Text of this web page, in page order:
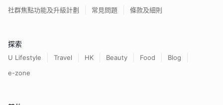
社群焦點功能及升級計劃
常見問題 條款及細則
探索
U Lifestyle Travel HK Beauty Food
Blog
e-zone